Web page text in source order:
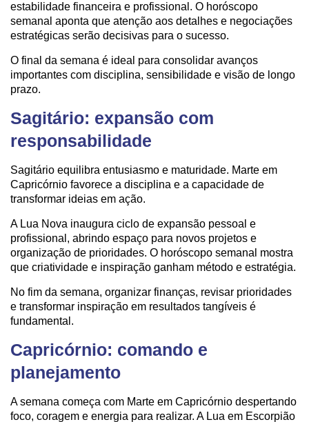
estabilidade financeira e profissional. O horóscopo
semanal aponta que atenção aos detalhes e negociações
estratégicas serão decisivas para o sucesso.
O final da semana é ideal para consolidar avanços
importantes com disciplina, sensibilidade e visão de longo
prazo.
Sagitário: expansão com
responsabilidade
Sagitário equilibra entusiasmo e maturidade. Marte em
Capricórnio favorece a disciplina e a capacidade de
transformar ideias em ação.
A Lua Nova inaugura ciclo de expansão pessoal e
profissional, abrindo espaço para novos projetos e
organização de prioridades. O horóscopo semanal mostra
que criatividade e inspiração ganham método e estratégia.
No fim da semana, organizar finanças, revisar prioridades
e transformar inspiração em resultados tangíveis é
fundamental.
Capricórnio: comando e
planejamento
A semana começa com Marte em Capricórnio despertando
foco, coragem e energia para realizar. A Lua em Escorpião